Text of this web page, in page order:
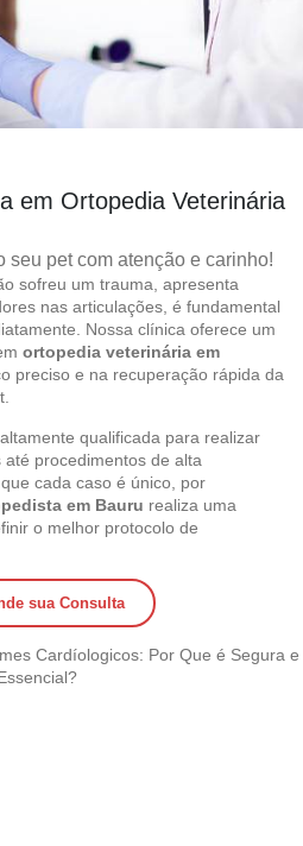
em Ortopedia Veterinária
seu pet com atenção e carinho!
sofreu um trauma, apresenta
nas articulações, é fundamental
Nossa clínica oferece um
ortopedia veterinária em
preciso e na recuperação rápida da
qualificada para realizar
procedimentos de alta
cada caso é único, por
em Bauru realiza uma
o melhor protocolo de
sua Consulta